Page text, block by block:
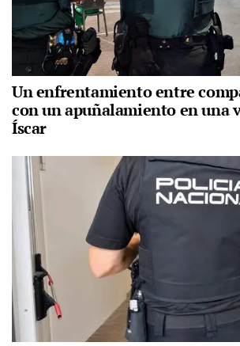
Un enfrentamiento entre
con un apuñalamiento en una
Íscar